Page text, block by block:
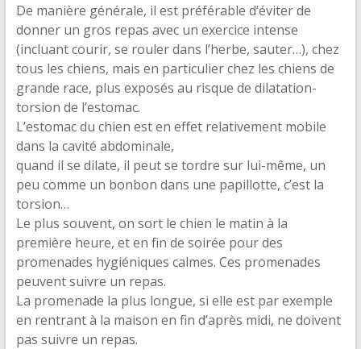
De manière générale, il est préférable d’éviter de
donner un gros repas avec un exercice intense
(incluant courir, se rouler dans l’herbe, sauter…), chez
tous les chiens, mais en particulier chez les chiens de
grande race, plus exposés au risque de dilatation-
torsion de l’estomac.
L’estomac du chien est en effet relativement mobile
dans la cavité abdominale,
quand il se dilate, il peut se tordre sur lui-même, un
peu comme un bonbon dans une papillotte, c’est la
torsion…
Le plus souvent, on sort le chien le matin à la
première heure, et en fin de soirée pour des
promenades hygiéniques calmes. Ces promenades
peuvent suivre un repas.
La promenade la plus longue, si elle est par exemple
en rentrant à la maison en fin d’après midi, ne doivent
pas suivre un repas.